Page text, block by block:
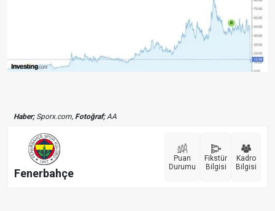
Haber;Sporx.com, Fotoğraf;AA
Fenerbahçe
Puan
Durumu
Fikstür
Bilgisi
Kadro
Bilgisi